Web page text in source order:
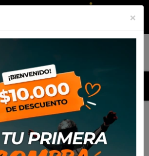
Mica Antiparra Progrip 3121 (Niño)
×